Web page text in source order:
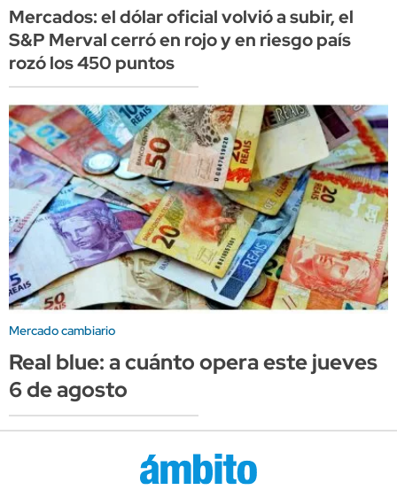
Mercados: el dólar oficial volvió a subir, el
S&P Merval cerró en rojo y en riesgo país
rozó los 450 puntos
Mercado cambiario
Real blue: a cuánto opera este jueves
6 de agosto